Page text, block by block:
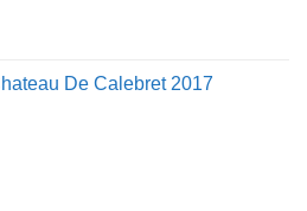
De Calebret 2017